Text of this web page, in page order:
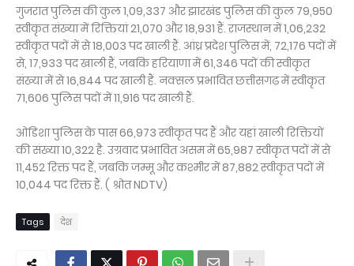
गुजरात पुलिस की कुल 1,09,337 और झारखंड पुलिस की कुल 79,950
स्वीकृत संख्या में रिक्तियां 21,070 और 18,931 हैं. राजस्थान में 1,06,232
स्वीकृत पदों में से 18,003 पद खाली हैं. आंध्र प्रदेश पुलिस में, 72,176 पदों में
से, 17,933 पद खाली हैं, जबकि हरियाणा में 61,346 पदों की स्वीकृत
संख्या में से 16,844 पद खाली हैं. नक्सल प्रभावित छत्तीसगढ़ में स्वीकृत
71,606 पुलिस पदों में 11,916 पद खाली हैं.
ओडिशा पुलिस के पास 66,973 स्वीकृत पद हैं और यहां खाली रिक्तियों
की संख्या 10,322 है. उग्रवाद प्रभावित असम में 65,987 स्वीकृत पदों में से
11,452 रिक्त पद हैं, जबकि जम्मू और कश्मीर में 87,882 स्वीकृत पदों में
10,044 पद रिक्त हैं. ( श्रोत NDTV)
Tags देश